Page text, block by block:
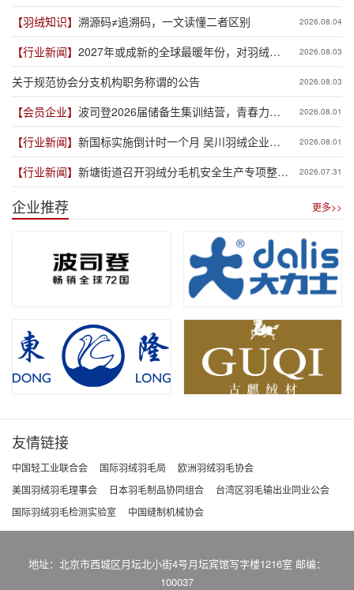
【羽绒知识】 溯源码≠追溯码，一文读懂二者区别 2026.08.04
【行业新闻】 2027年或成新的全球最暖年份，对羽绒产
业有何影响？
2026.08.03
关于规范协会分支机构职务称谓的公告 2026.08.03
【会员企业】 波司登2026届储备生集训结营，青春力量
赋能品牌新程
2026.08.01
【行业新闻】 新国标实施倒计时一个月 吴川羽绒企业集
体“抢跑”新规
2026.08.01
【行业新闻】 新塘街道召开羽绒分毛机安全生产专项整治
推进会
2026.07.31
企业推荐 更多>>
友情链接
中国轻工业联合会 国际羽绒羽毛局
欧洲羽绒羽毛协会
美国羽绒羽毛理事会
日本羽毛制品协同组合
台湾区羽毛输出业同业公会
国际羽绒羽毛检测实验室
中国缝制机械协会
地址：北京市西城区月坛北小街4号月坛宾馆写字楼1216室 邮编：
100037